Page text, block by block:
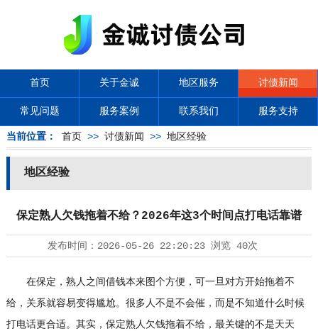
首页 关于金诚 地区服务 讨债新闻
常见问题 服务案例 联系我们 服务支持
当前位置： 首页 >> 讨债新闻 >> 地区经验
地区经验
保定熟人欠钱拖着不给？2026年这3个时间点打电话靠谱
发布时间： 2026-05-26 22:20:23浏览 40次
在保定，熟人之间借钱本来图个方便，可一旦对方开始拖着不
给，关系就容易变得尴尬。很多人不是不会催，而是不知道什么时候
打电话更合适。其实，保定熟人欠钱拖着不给，最关键的不是天天